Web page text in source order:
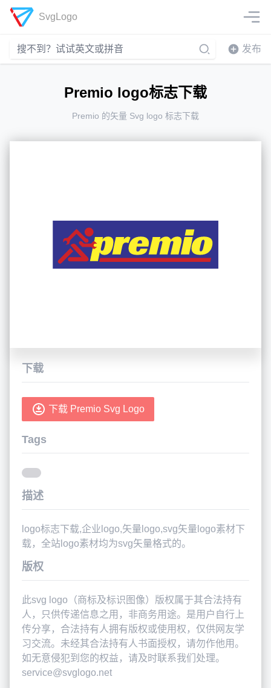
SvgLogo
发布
Premio logo标志下载
Premio 的矢量 Svg logo 标志下载
下载
下载 Premio Svg Logo
Tags
描述
logo标志下载,企业logo,矢量logo,svg矢量logo素材下
载，全站logo素材均为svg矢量格式的。
版权
此svg logo（商标及标识图像）版权属于其合法持有
人，只供传递信息之用，非商务用途。是用户自行上
传分享，合法持有人拥有版权或使用权，仅供网友学
习交流。未经其合法持有人书面授权，请勿作他用。
如无意侵犯到您的权益，请及时联系我们处理。
service@svglogo.net